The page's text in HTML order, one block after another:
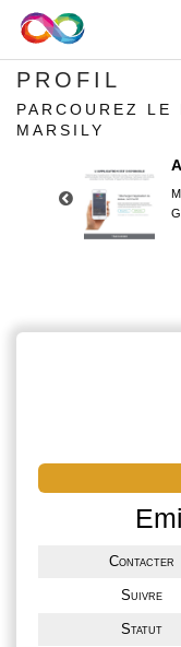
PROFIL
PARCOUREZ
MARSILY
Contacter
Suivre
Statut